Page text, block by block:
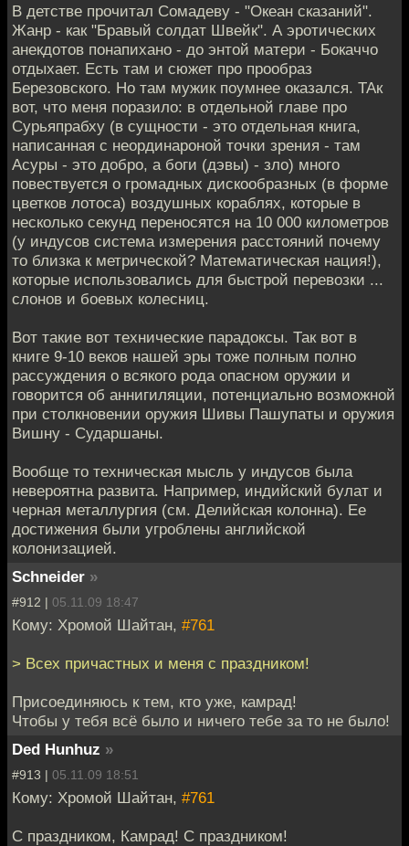
В детстве прочитал Сомадеву - "Океан сказаний".
Жанр - как "Бравый солдат Швейк". А эротических
анекдотов понапихано - до энтой матери - Бокаччо
отдыхает. Есть там и сюжет про прообраз
Березовского. Но там мужик поумнее оказался. ТАк
вот, что меня поразило: в отдельной главе про
Сурьяпрабху (в сущности - это отдельная книга,
написанная с неординароной точки зрения - там
Асуры - это добро, а боги (дэвы) - зло) много
повествуется о громадных дискообразных (в форме
цветков лотоса) воздушных кораблях, которые в
несколько секунд переносятся на 10 000 километров
(у индусов система измерения расстояний почему
то близка к метрической? Математическая нация!),
которые использовались для быстрой перевозки ...
слонов и боевых колесниц.
Вот такие вот технические парадоксы. Так вот в
книге 9-10 веков нашей эры тоже полным полно
рассуждения о всякого рода опасном оружии и
говорится об аннигиляции, потенциально возможной
при столкновении оружия Шивы Пашупаты и оружия
Вишну - Сударшаны.
Вообще то техническая мысль у индусов была
невероятна развита. Например, индийский булат и
черная металлургия (см. Делийская колонна). Ее
достижения были угроблены английской
колонизацией.
Schneider »
#912 | 05.11.09 18:47
Кому: Хромой Шайтан, #761
> Всех причастных и меня с праздником!
Присоединяюсь к тем, кто уже, камрад!
Чтобы у тебя всё было и ничего тебе за то не было!
Ded Hunhuz »
#913 | 05.11.09 18:51
Кому: Хромой Шайтан, #761
С праздником, Камрад! С праздником!